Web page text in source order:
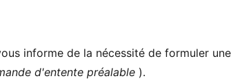
informe de la nécessité de formuler une
d'entente préalable).